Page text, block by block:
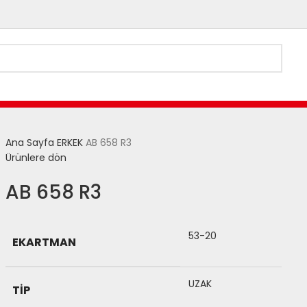
Ana Sayfa ERKEK AB 658 R3
Ürünlere dön
AB 658 R3
EKARTMAN 53-20
TIP UZAK